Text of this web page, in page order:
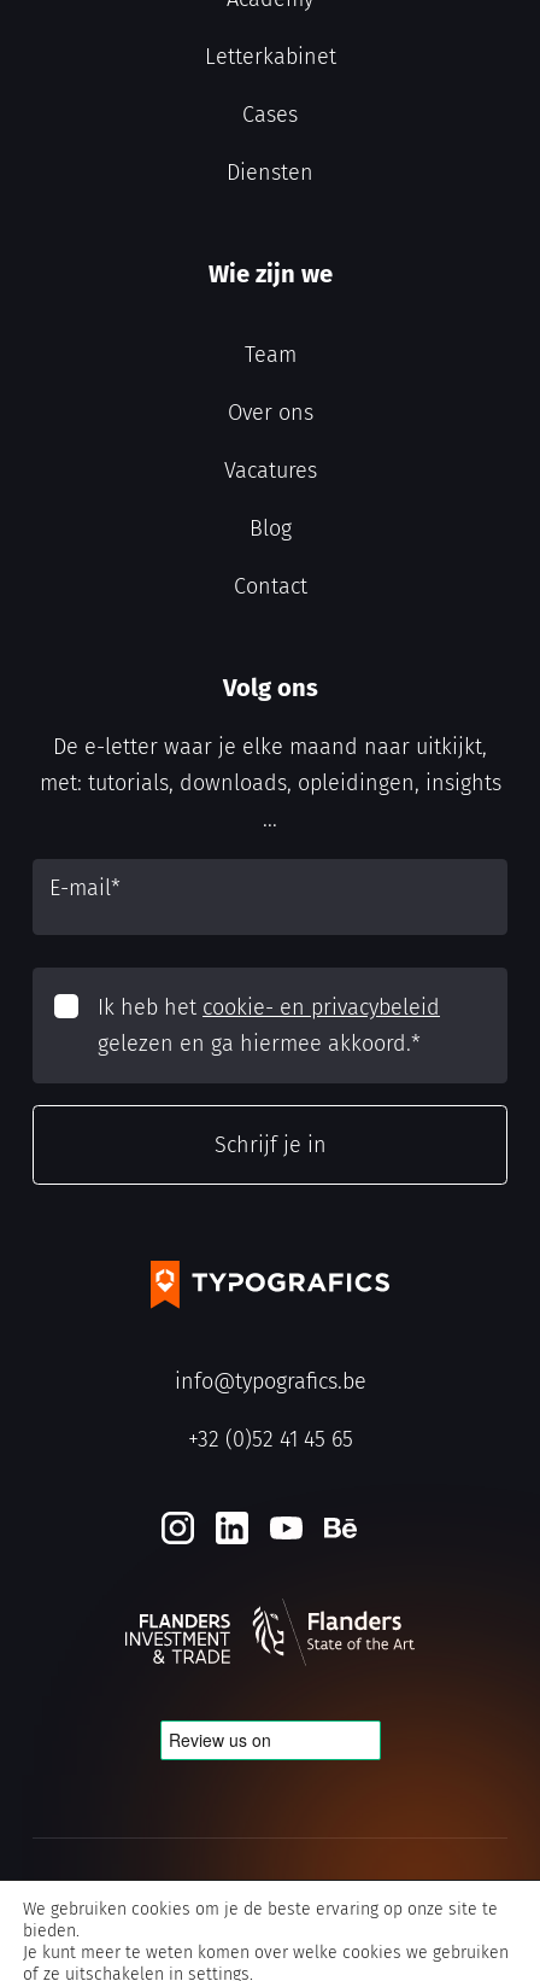
info@typografics.be
+32 (0)52 41 45 65
Letterkabinet
Cases
Diensten
Wie zijn we
Team
Over ons
Vacatures
Blog
Contact
Volg ons
De e-letter waar je elke maand naar uitkijkt,
met: tutorials, downloads, opleidingen, insights
...
E-mail*
Ik heb het cookie- en privacybeleid
gelezen en ga hiermee akkoord.*
Algemene voorwaarden Typografics
We gebruiken cookies om je de beste ervaring op onze site te
bieden.
Je kunt meer te weten komen over welke cookies we gebruiken
of ze uitschakelen in settings.